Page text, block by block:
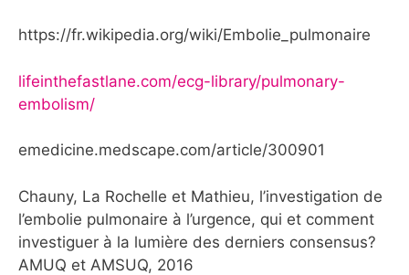
https://fr.wikipedia.org/wiki/Embolie_pulmonaire
lifeinthefastlane.com/ecg-library/pulmonary-
embolism/
emedicine.medscape.com/article/300901
Chauny, La Rochelle et Mathieu, l’investigation de
l’embolie pulmonaire à l’urgence, qui et comment
investiguer à la lumière des derniers consensus?
AMUQ et AMSUQ, 2016